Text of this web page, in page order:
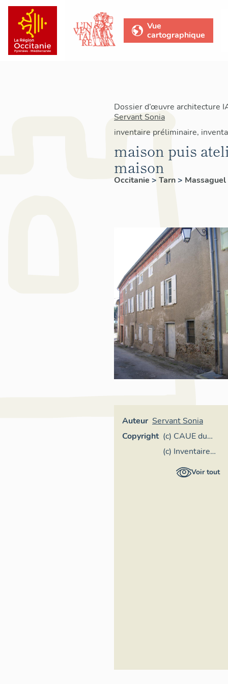
Vue
cartographique
Dossier d’œuvre architecture
Servant Sonia
inventaire préliminaire,
maison puis
maison
Occitanie > Tarn> Massaguel
Auteur Servant Sonia
Copyright (c) CAUE du
Tarn
(c) Inventaire
général Région
Voir tout